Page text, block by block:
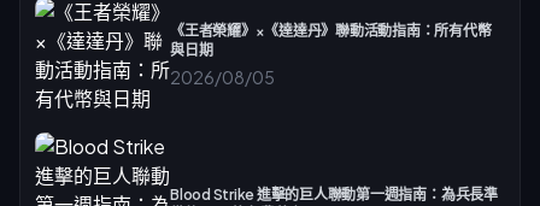
《王者榮耀》×《達達丹》聯動活動指南：所有代幣
與日期
2026/08/05
Blood Strike 進擊的巨人聯動第一週指南：為兵長準